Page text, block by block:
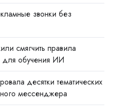
звонки без
смягчить правила
для обучения ИИ
десятки тематических
мессенджера